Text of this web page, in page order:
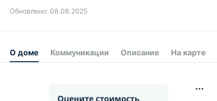
Обновлено: 08.08.2025
О доме Коммуникации Описание На карте